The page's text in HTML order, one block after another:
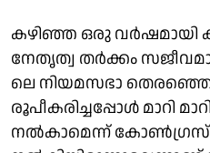
കഴിഞ്ഞ ഒരു വര്‍ഷമായി
നേതൃത്വ തര്‍ക്കം
ലെ നിയമസഭാ
രൂപീകരിച്ചപ്പോള്‍ മാറി
നല്‍കാമെന്ന് കോണ്‍ഗ്രസ്